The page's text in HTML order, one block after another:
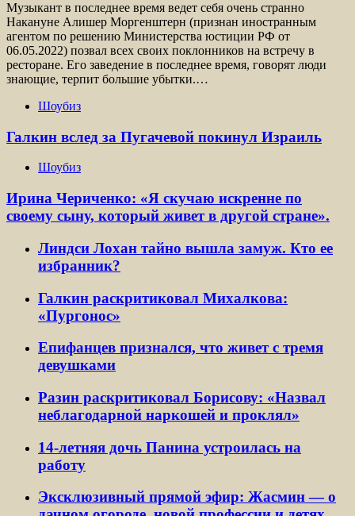
Музыкант в последнее время ведет себя очень странно
Накануне Алишер Моргенштерн (признан иностранным
агентом по решению Министерства юстиции РФ от
06.05.2022) позвал всех своих поклонников на встречу в
ресторане. Его заведение в последнее время, говорят люди
знающие, терпит большие убытки.…
Шоубиз
Галкин вслед за Пугачевой покинул Израиль
Шоубиз
Ирина Чериченко: «Я скучаю искренне по
своему сыну, который живет в другой стране».
Линдси Лохан тайно вышла замуж. Кто ее
избранник?
Галкин раскритиковал Михалкова:
«Пургонос»
Епифанцев признался, что живет с тремя
девушками
Разин раскритиковал Борисову: «Назвал
неблагодарной наркошей и проклял»
14-летняя дочь Панина устроилась на
работу
Эксклюзивный прямой эфир: Жасмин — о